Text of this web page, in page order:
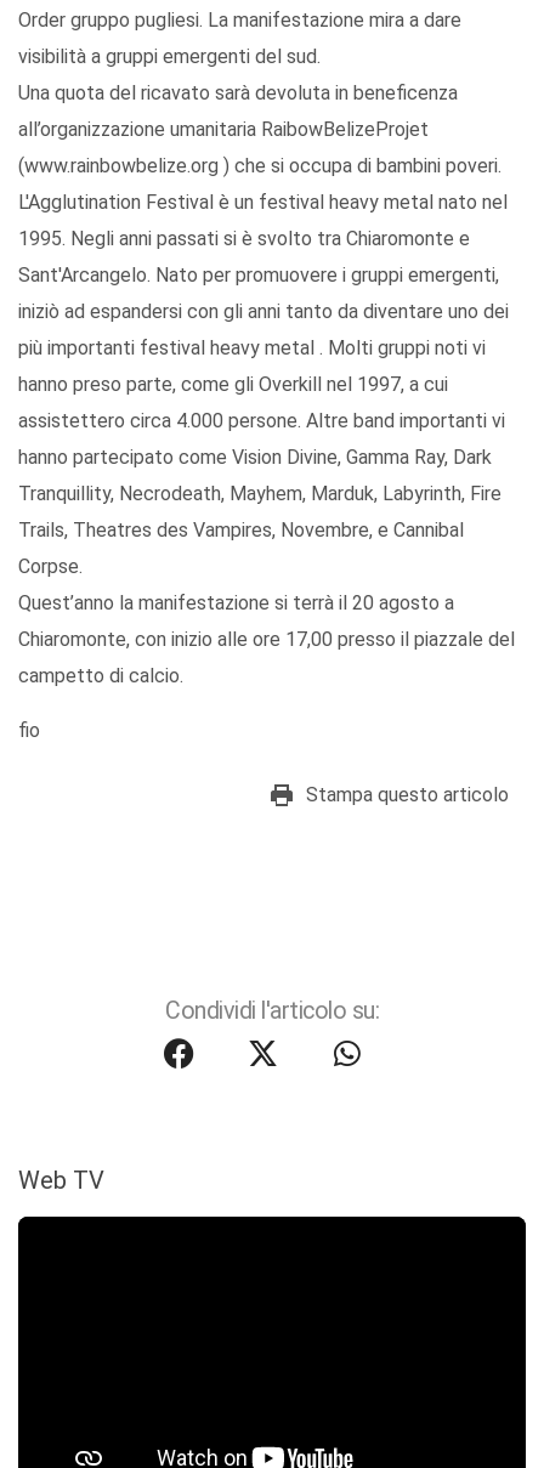
Order gruppo pugliesi. La manifestazione mira a dare
visibilità a gruppi emergenti del sud.
Una quota del ricavato sarà devoluta in beneficenza
all’organizzazione umanitaria RaibowBelizeProjet
(www.rainbowbelize.org ) che si occupa di bambini poveri.
L'Agglutination Festival è un festival heavy metal nato nel
1995. Negli anni passati si è svolto tra Chiaromonte e
Sant'Arcangelo. Nato per promuovere i gruppi emergenti,
iniziò ad espandersi con gli anni tanto da diventare uno dei
più importanti festival heavy metal . Molti gruppi noti vi
hanno preso parte, come gli Overkill nel 1997, a cui
assistettero circa 4.000 persone. Altre band importanti vi
hanno partecipato come Vision Divine, Gamma Ray, Dark
Tranquillity, Necrodeath, Mayhem, Marduk, Labyrinth, Fire
Trails, Theatres des Vampires, Novembre, e Cannibal
Corpse.
Quest’anno la manifestazione si terrà il 20 agosto a
Chiaromonte, con inizio alle ore 17,00 presso il piazzale del
campetto di calcio.
fio
Stampa questo articolo
Condividi l'articolo su:
Web TV